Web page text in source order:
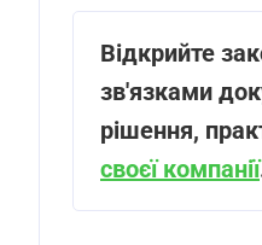
Відкрийте
зв'язками
рішення,
своєї компанії